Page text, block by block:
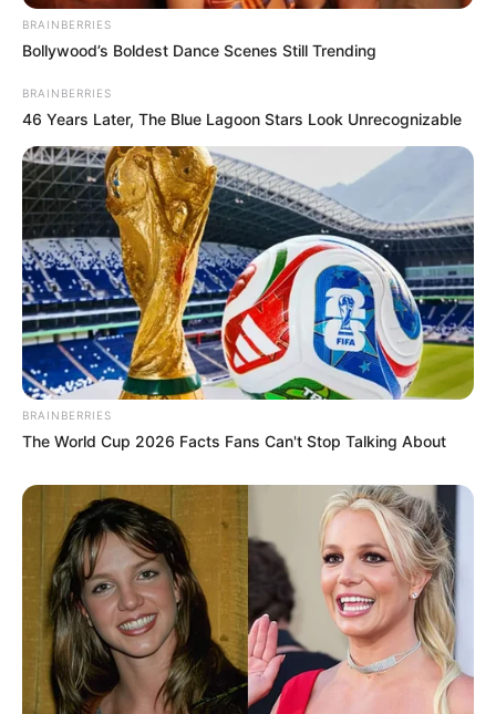
BRAINBERRIES
Bollywood’s Boldest Dance Scenes Still Trending
BRAINBERRIES
46 Years Later, The Blue Lagoon Stars Look Unrecognizable
BRAINBERRIES
The World Cup 2026 Facts Fans Can't Stop Talking About